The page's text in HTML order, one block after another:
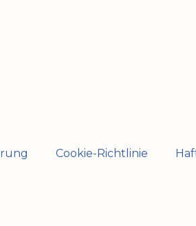
Cookie-Richtlinie